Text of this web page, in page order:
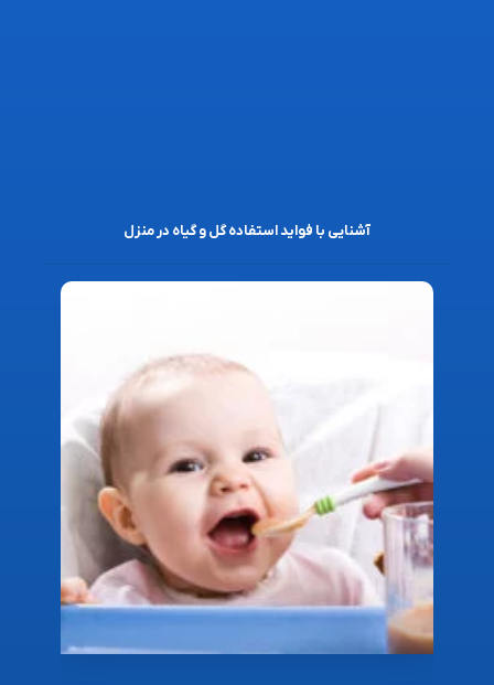
آشنایی با فواید استفاده گل و گیاه در منزل